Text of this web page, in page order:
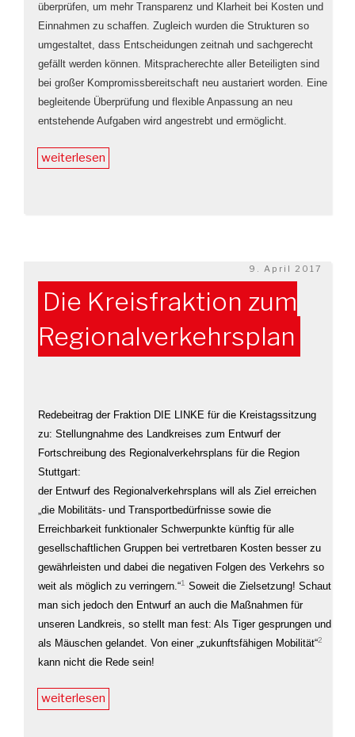
überprüfen, um mehr Transparenz und Klarheit bei Kosten und
Einnahmen zu schaffen. Zugleich wurden die Strukturen so
umgestaltet, dass Entscheidungen zeitnah und sachgerecht
gefällt werden können. Mitspracherechte aller Beteiligten sind
bei großer Kompromissbereitschaft neu austariert worden. Eine
begleitende Überprüfung und flexible Anpassung an neu
entstehende Aufgaben wird angestrebt und ermöglicht.
„Kreisrat
weiterlesen
Veröffentlicht
am
9. April 2017
Die Kreisfraktion zum
Regionalverkehrsplan
Redebeitrag der Fraktion DIE LINKE für die Kreistagssitzung
zu: Stellungnahme des Landkreises zum Entwurf der
Fortschreibung des Regionalverkehrsplans für die Region
Stuttgart:
der Entwurf des Regionalverkehrsplans will als Ziel erreichen
„die Mobilitäts- und Transportbedürfnisse sowie die
Erreichbarkeit funktionaler Schwerpunkte künftig für alle
gesellschaftlichen Gruppen bei vertretbaren Kosten besser zu
gewährleisten und dabei die negativen Folgen des Verkehrs so
weit als möglich zu verringern.“1 Soweit die Zielsetzung! Schaut
man sich jedoch den Entwurf an auch die Maßnahmen für
unseren Landkreis, so stellt man fest: Als Tiger gesprungen und
als Mäuschen gelandet. Von einer „zukunftsfähigen Mobilität“2
kann nicht die Rede sein!
„Die
weiterlesen